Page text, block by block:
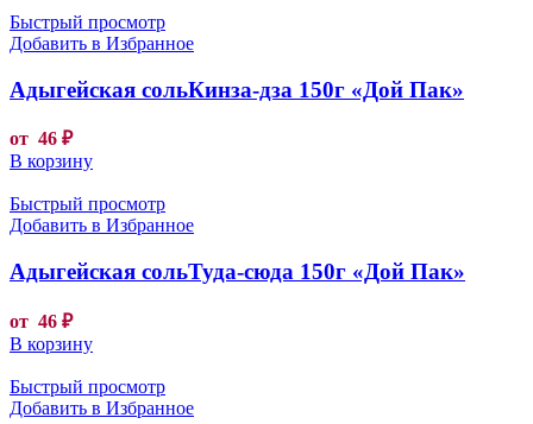
Быстрый просмотр
Добавить в Избранное
Адыгейская сольКинза-дза 150г «Дой Пак»
от 46 ₽
В корзину
Быстрый просмотр
Добавить в Избранное
Адыгейская сольТуда-сюда 150г «Дой Пак»
от 46 ₽
В корзину
Быстрый просмотр
Добавить в Избранное